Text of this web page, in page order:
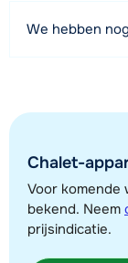
210 meter
Bekijk
We hebben
Chalet-
Voor komende
bekend. Neem
prijsindicatie.